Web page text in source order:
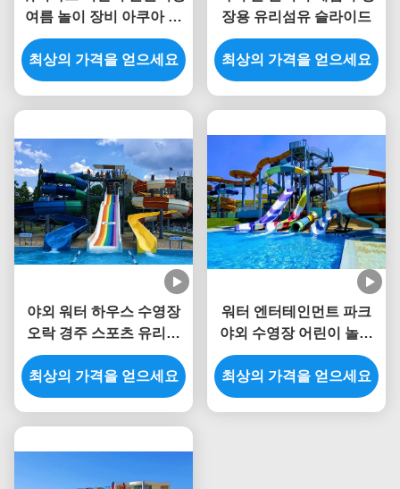
여름 놀이 장비 아쿠아 슬
라이드
최상의 가격을 얻으세요
장용 유리섬유 슬라이드
최상의 가격을 얻으세요
야외 워터 하우스 수영장
오락 경주 스포츠 유리섬
유 슬라이드 어린이용
최상의 가격을 얻으세요
워터 엔터테인먼트 파크
야외 수영장 어린이 놀이
터 유리섬유 슬라이드
최상의 가격을 얻으세요